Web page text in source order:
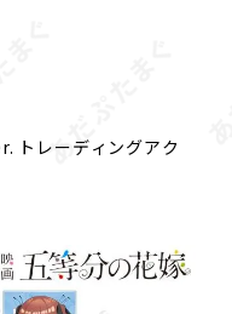
トレーディングアク